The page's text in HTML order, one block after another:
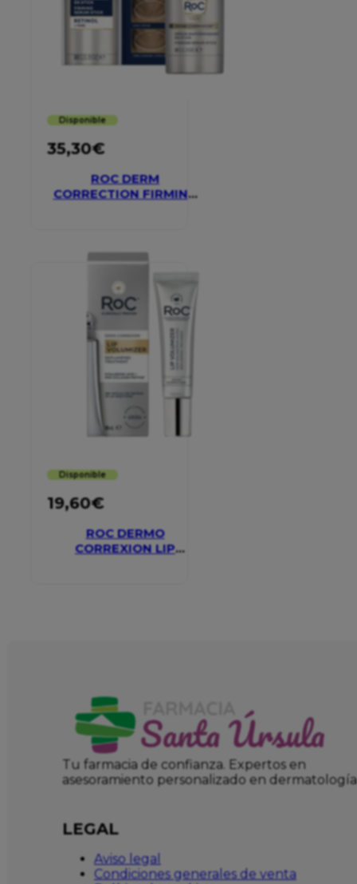
Disponible
35,30€
ROC DERM
CORRECTION FIRMING
Disponible
19,60€
ROC DERMO
CORREXION LIP
Tu farmacia de confianza. Expertos en
asesoramiento personalizado en dermatología
LEGAL
Aviso legal
Condiciones generales de venta